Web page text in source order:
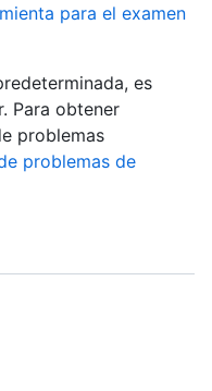
para el examen
es
Para obtener
problemas
problemas de